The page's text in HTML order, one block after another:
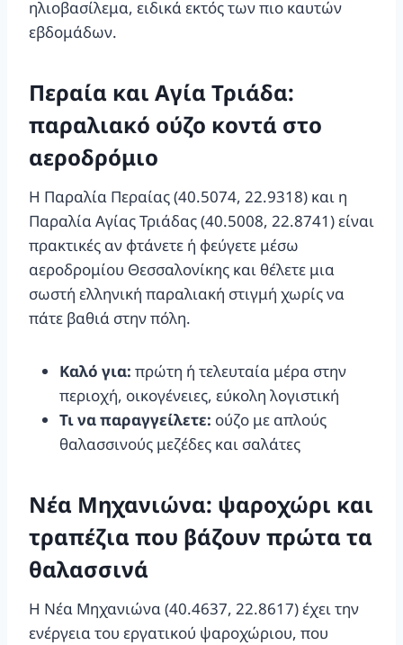
ηλιοβασίλεμα, ειδικά εκτός των πιο καυτών
εβδομάδων.
Περαία και Αγία Τριάδα:
παραλιακό ούζο κοντά στο
αεροδρόμιο
Η Παραλία Περαίας (40.5074, 22.9318) και η
Παραλία Αγίας Τριάδας (40.5008, 22.8741) είναι
πρακτικές αν φτάνετε ή φεύγετε μέσω
αεροδρομίου Θεσσαλονίκης και θέλετε μια
σωστή ελληνική παραλιακή στιγμή χωρίς να
πάτε βαθιά στην πόλη.
Καλό για: πρώτη ή τελευταία μέρα στην
περιοχή, οικογένειες, εύκολη λογιστική
Τι να παραγγείλετε: ούζο με απλούς
θαλασσινούς μεζέδες και σαλάτες
Νέα Μηχανιώνα: ψαροχώρι και
τραπέζια που βάζουν πρώτα τα
θαλασσινά
Η Νέα Μηχανιώνα (40.4637, 22.8617) έχει την
ενέργεια του εργατικού ψαροχώριου, που